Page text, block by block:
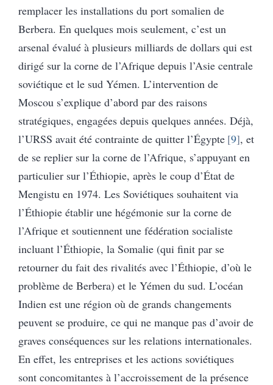
remplacer les installations du port somalien de
Berbera. En quelques mois seulement, c’est un
arsenal évalué à plusieurs milliards de dollars qui est
dirigé sur la corne de l’Afrique depuis l’Asie centrale
soviétique et le sud Yémen. L’intervention de
Moscou s’explique d’abord par des raisons
stratégiques, engagées depuis quelques années. Déjà,
l’URSS avait été contrainte de quitter l’Égypte 9 , et
de se replier sur la corne de l’Afrique, s’appuyant en
particulier sur l’Éthiopie, après le coup d’État de
Mengistu en 1974. Les Soviétiques souhaitent via
l’Éthiopie établir une hégémonie sur la corne de
l’Afrique et soutiennent une fédération socialiste
incluant l’Éthiopie, la Somalie (qui finit par se
retourner du fait des rivalités avec l’Éthiopie, d’où le
problème de Berbera) et le Yémen du sud. L’océan
Indien est une région où de grands changements
peuvent se produire, ce qui ne manque pas d’avoir de
graves conséquences sur les relations internationales.
En effet, les entreprises et les actions soviétiques
sont concomitantes à l’accroissement de la présence